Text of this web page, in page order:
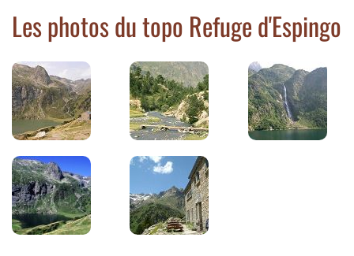
Les photos du topo Refuge d'Espingo